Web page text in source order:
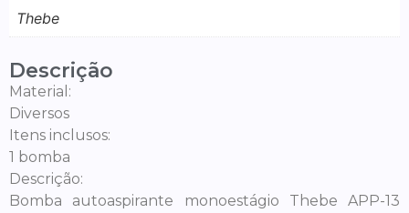
Thebe
Descrição
Material:
Diversos
Itens inclusos:
1 bomba
Descrição:
Bomba autoaspirante monoestágio Thebe APP-13